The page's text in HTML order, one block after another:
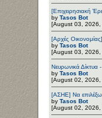
[Επιχειρησιακή
by Tasos Bot
[August 03, 2026,
[Αρχές
by Tasos Bot
[August 03, 2026,
Νευρωνικά Δίκτυα -
by Tasos Bot
[August 02, 2026,
[ΑΣΗΕ] Να επιλέξω
by Tasos Bot
[August 02, 2026,